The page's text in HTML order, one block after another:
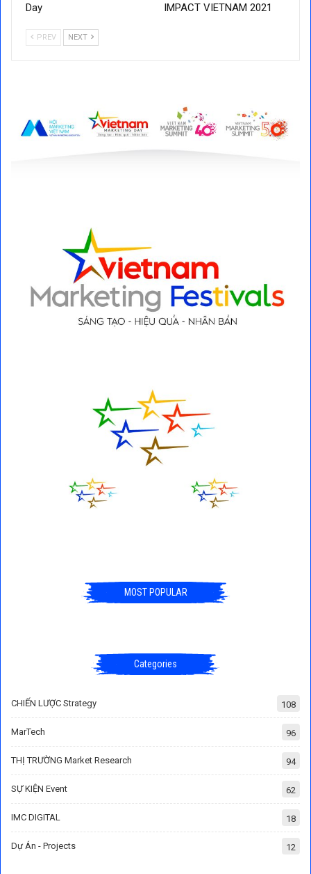
Day
IMPACT VIETNAM 2021
PREV NEXT
MOST POPULAR
Categories
CHIẾN LƯỢC Strategy 108
MarTech 96
THỊ TRƯỜNG Market Research 94
SỰ KIỆN Event 62
IMC DIGITAL 18
Dự Án - Projects 12